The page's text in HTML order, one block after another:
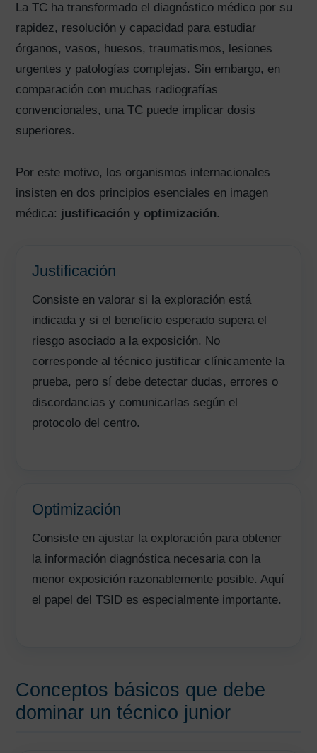
La TC ha transformado el diagnóstico médico por su
rapidez, resolución y capacidad para estudiar
órganos, vasos, huesos, traumatismos, lesiones
urgentes y patologías complejas. Sin embargo, en
comparación con muchas radiografías
convencionales, una TC puede implicar dosis
superiores.
Por este motivo, los organismos internacionales
insisten en dos principios esenciales en imagen
médica: justificación y optimización.
Justificación
Consiste en valorar si la exploración está
indicada y si el beneficio esperado supera el
riesgo asociado a la exposición. No
corresponde al técnico justificar clínicamente la
prueba, pero sí debe detectar dudas, errores o
discordancias y comunicarlas según el
protocolo del centro.
Optimización
Consiste en ajustar la exploración para obtener
la información diagnóstica necesaria con la
menor exposición razonablemente posible. Aquí
el papel del TSID es especialmente importante.
Conceptos básicos que debe
dominar un técnico junior